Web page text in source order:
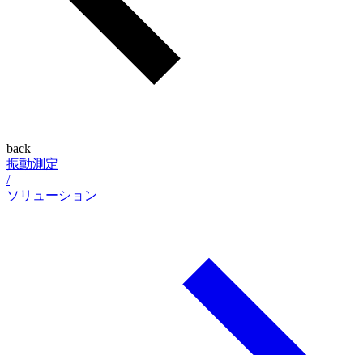
back
振動測定
/
ソリューション